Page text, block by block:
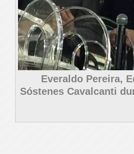
Everaldo Pereira,
Sóstenes Cavalcanti